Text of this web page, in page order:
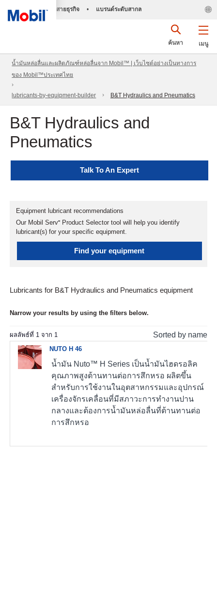
สายธุรกิจ • แบรนด์ระดับสากล
เมนู
ค้นหา
น้ำมันหล่อลื่นและผลิตภัณฑ์หล่อลื่นจาก Mobil™ | เว็บไซต์อย่างเป็นทางการ
ของ Mobil™ประเทศไทย
lubricants-by-equipment-builder B&T Hydraulics and Pneumatics
B&T Hydraulics and
Pneumatics
Talk To An Expert
Equipment lubricant recommendations
Our Mobil Serv℠ Product Selector tool will help you identify
lubricant(s) for your specific equipment.
Find your equipment
Lubricants for B&T Hydraulics and Pneumatics equipment
Narrow your results by using the filters below.
ผลลัพธ์ที่ 1 จาก 1 Sorted by name
NUTO H 46
น้ำมัน Nuto™ H Series เป็นน้ำมันไฮดรอลิค
คุณภาพสูงต้านทานต่อการสึกหรอ ผลิตขึ้น
สำหรับการใช้งานในอุตสาหกรรมและอุปกรณ์
เครื่องจักรเคลื่อนที่มีสภาวะการทำงานปาน
กลางและต้องการน้ำมันหล่อลื่นที่ต้านทานต่อ
การสึกหรอ